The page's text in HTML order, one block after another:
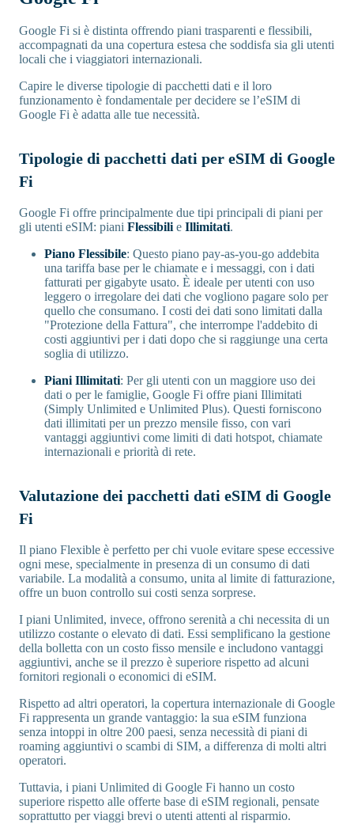
Google Fi si è distinta offrendo piani trasparenti e flessibili,
accompagnati da una copertura estesa che soddisfa sia gli utenti
locali che i viaggiatori internazionali.
Capire le diverse tipologie di pacchetti dati e il loro
funzionamento è fondamentale per decidere se l’eSIM di
Google Fi è adatta alle tue necessità.
Tipologie di pacchetti dati per eSIM di Google
Fi
Google Fi offre principalmente due tipi principali di piani per
gli utenti eSIM: piani Flessibili e Illimitati.
Piano Flessibile: Questo piano pay-as-you-go addebita
una tariffa base per le chiamate e i messaggi, con i dati
fatturati per gigabyte usato. È ideale per utenti con uso
leggero o irregolare dei dati che vogliono pagare solo per
quello che consumano. I costi dei dati sono limitati dalla
"Protezione della Fattura", che interrompe l'addebito di
costi aggiuntivi per i dati dopo che si raggiunge una certa
soglia di utilizzo.
Piani Illimitati: Per gli utenti con un maggiore uso dei
dati o per le famiglie, Google Fi offre piani Illimitati
(Simply Unlimited e Unlimited Plus). Questi forniscono
dati illimitati per un prezzo mensile fisso, con vari
vantaggi aggiuntivi come limiti di dati hotspot, chiamate
internazionali e priorità di rete.
Valutazione dei pacchetti dati eSIM di Google
Fi
Il piano Flexible è perfetto per chi vuole evitare spese eccessive
ogni mese, specialmente in presenza di un consumo di dati
variabile. La modalità a consumo, unita al limite di fatturazione,
offre un buon controllo sui costi senza sorprese.
I piani Unlimited, invece, offrono serenità a chi necessita di un
utilizzo costante o elevato di dati. Essi semplificano la gestione
della bolletta con un costo fisso mensile e includono vantaggi
aggiuntivi, anche se il prezzo è superiore rispetto ad alcuni
fornitori regionali o economici di eSIM.
Rispetto ad altri operatori, la copertura internazionale di Google
Fi rappresenta un grande vantaggio: la sua eSIM funziona
senza intoppi in oltre 200 paesi, senza necessità di piani di
roaming aggiuntivi o scambi di SIM, a differenza di molti altri
operatori.
Tuttavia, i piani Unlimited di Google Fi hanno un costo
superiore rispetto alle offerte base di eSIM regionali, pensate
soprattutto per viaggi brevi o utenti attenti al risparmio.